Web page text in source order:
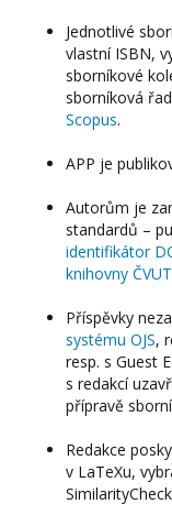
Jednotlivé
vlastní ISBN,
sborníkové
sborníková
Scopus.
APP je
Autorům je
standardů –
identifikátor
knihovny ČVUT
Příspěvky
systému OJS,
resp. s Guest
s redakcí
přípravě
Redakce
v LaTeXu,